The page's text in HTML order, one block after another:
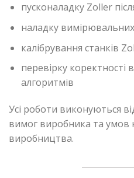
пусконаладку Zoller
наладку
калібрування станків
перевірку
алгоритмів
Усі роботи виконуються
вимог виробника та умов
виробництва.